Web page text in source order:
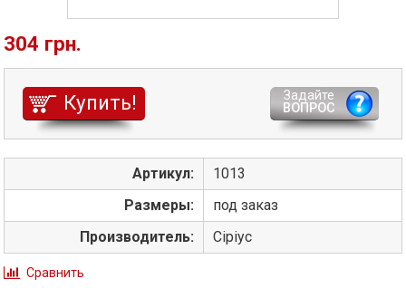
304 грн.
Купить!
Задайте
ВОПРОС
Артикул:
1013
Размеры:
под заказ
Производитель:
Сіріус
Сравнить